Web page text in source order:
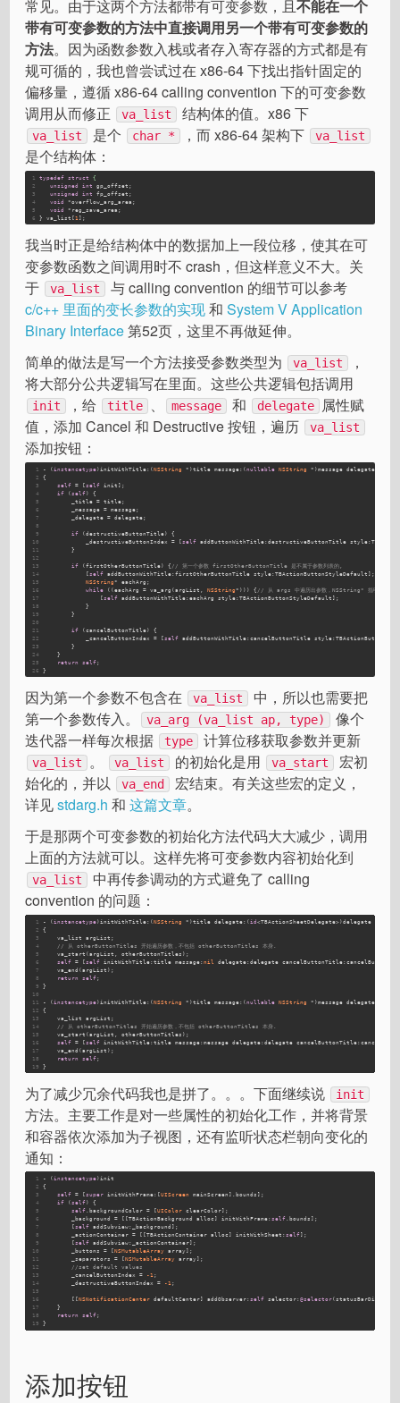
常见。由于这两个方法都带有可变参数，且不能在一个
带有可变参数的方法中直接调用另一个带有可变参数的
方法。因为函数参数入栈或者存入寄存器的方式都是有
规可循的，我也曾尝试过在 x86-64 下找出指针固定的
偏移量，遵循 x86-64 calling convention 下的可变参数
调用从而修正
va_list 结构体的值。x86 下
va_list 是个 char * ，而 x86-64 架构下 va_list
是个结构体：
1
2
3
4
5
6
typedef struct
{
unsigned
int
gp_offset;
unsigned
int
fp_offset;
void
*overflow_arg_area;
void
*reg_save_area;
} va_list[1 ];
我当时正是给结构体中的数据加上一段位移，使其在可
变参数函数之间调用时不 crash，但这样意义不大。关
于
va_list
与 calling convention 的细节可以参考
c/c++ 里面的变长参数的实现和System V Application
Binary Interface第52页，这里不再做延伸。
简单的做法是写一个方法接受参数类型为
va_list
，
将大部分公共逻辑写在里面。这些公共逻辑包括调用
init ，给 title 、 message 和 delegate
属性赋
值，添加 Cancel 和 Destructive 按钮，遍历
va_list
添加按钮：
1
2
3
4
5
6
7
8
9
10
11
12
13
14
15
16
17
18
19
20
21
22
23
24
25
26
- (instancetype)initWithTitle:(NSString *)title message:(nullable NSString *)message delegate:(
{
self
= [self
init];
if
(self ) {
        _title = title;
        _message = message;
        _delegate = delegate;
if
(destructiveButtonTitle) {
            _destructiveButtonIndex = [
self
addButtonWithTitle:destructiveButtonTitle
        }
if (firstOtherButtonTitle) { // 第一个参数 firstOtherButtonTitle 是不属于参数列表的,
            [
self
addButtonWithTitle:firstOtherButtonTitle style:TBActionButtonStyleDefault];
NSString* eachArg;
while ((eachArg = va_arg(argList, NSString*))) { // 从 args 中遍历出参数，NSString* 指明类型
                [
self
addButtonWithTitle:eachArg style:TBActionButtonStyleDefault];
            }
        }
if
(cancelButtonTitle) {
            _cancelButtonIndex = [
self
addButtonWithTitle:cancelButtonTitle
        }
    }
return
self ;
}
因为第一个参数不包含在 va_list
中，所以也需要把
第一个参数传入。
va_arg (va_list ap, type)
像个
迭代器一样每次根据
type 计算位移获取参数并更新
va_list 。 va_list 的初始化是用 va_start
宏初
始化的，并以
va_end
宏结束。有关这些宏的定义，
详见stdarg.h 和这篇文章。
于是那两个可变参数的初始化方法代码大大减少，调用
上面的方法就可以。这样先将可变参数内容初始化到
va_list
中再传参调动的方式避免了 calling
convention 的问题：
1
2
3
4
5
6
7
8
9
10
11
12
13
14
15
16
17
18
19
- (instancetype)initWithTitle:(NSString *)title delegate:(id<TBActionSheetDelegate>)delegate
{
    va_list argList;
// 从 otherButtonTitles 开始遍历参数，不包括 otherButtonTitles 本身.
    va_start(argList, otherButtonTitles);
self
= [self initWithTitle:title message:nil
delegate:delegate
    va_end(argList);
return
self ;
}
- (instancetype)initWithTitle:(NSString *)title message:(nullable NSString *)message delegate:(
{
    va_list argList;
// 从 otherButtonTitles 开始遍历参数，不包括 otherButtonTitles 本身.
    va_start(argList, otherButtonTitles);
self
= [self
initWithTitle:title message:message delegate:delegate
    va_end(argList);
return
self ;
}
为了减少冗余代码我也是拼了。。。下面继续说 init
方法。主要工作是对一些属性的初始化工作，并将背景
和容器依次添加为子视图，还有监听状态栏朝向变化的
通知：
1
2
3
4
5
6
7
8
9
10
11
12
13
14
15
16
17
18
19
- (instancetype)init
{
self
= [super initWithFrame:[UIScreen
mainScreen].bounds];
if
(self ) {
self .backgroundColor = [UIColor clearColor];
        _background = [[TBActionBackground alloc] initWithFrame:
self .bounds];
        [
self
addSubview:_background];
        _actionContainer = [[TBActionContainer alloc] initWithSheet:
self ];
        [
self
addSubview:_actionContainer];
        _buttons = [
NSMutableArray array];
        _separators = [
NSMutableArray array];
//set default values
        _cancelButtonIndex =
-1;
        _destructiveButtonIndex =
-1;
        [[
NSNotificationCenter defaultCenter] addObserver:self selector:@selector
    }
return
self ;
}
添加按钮